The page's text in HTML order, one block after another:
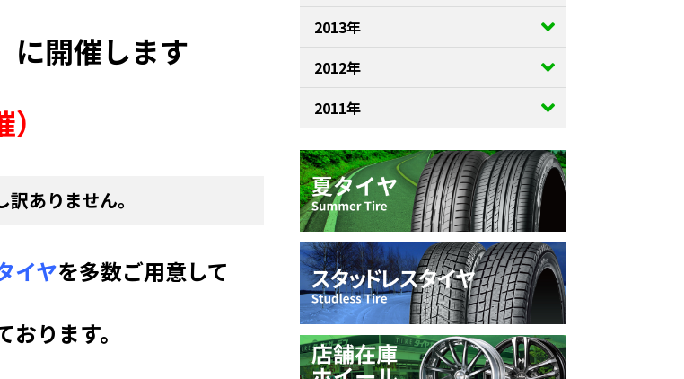
に開催します
ありません。
イヤを多数ご用意して
ります。
2013年
2012年
2011年